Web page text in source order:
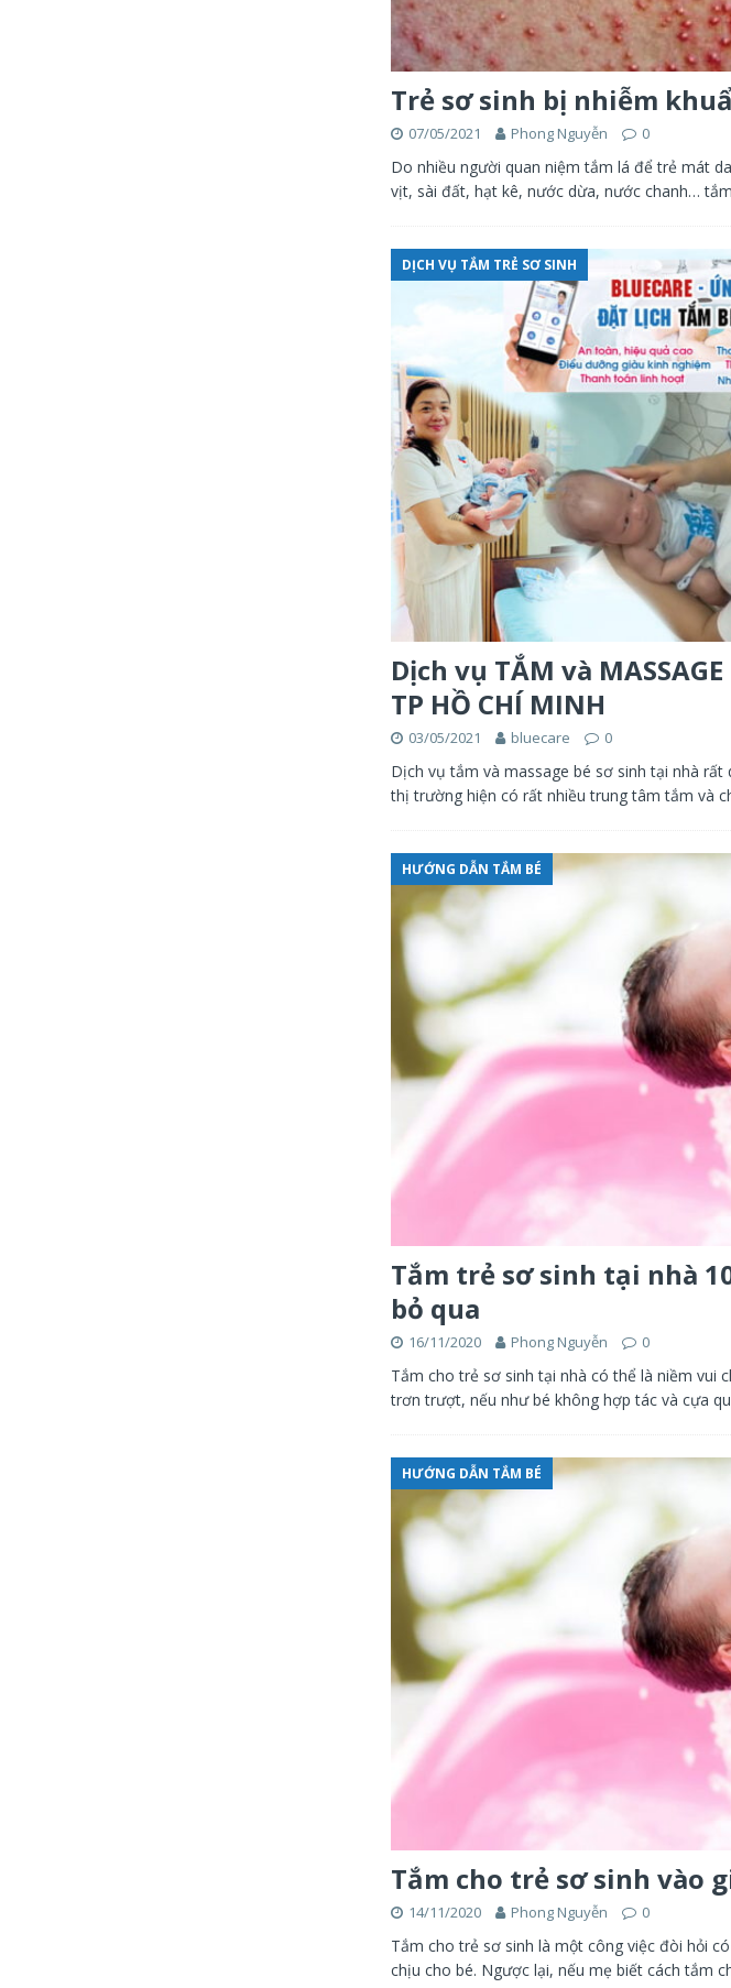
Trẻ sơ sinh bị nhiễm
07/05/2021 Phong Nguyễn 0
Do nhiều người quan niệm tắm lá để trẻ mát
vịt, sài đất, hạt kê, nước dừa, nước chanh…
DỊCH VỤ TẮM TRẺ SƠ SINH
Dịch vụ TẮM và
TP HỒ CHÍ MINH
03/05/2021 bluecare 0
Dịch vụ tắm và massage bé sơ sinh tại nhà
thị trường hiện có rất nhiều trung tâm tắm và
HƯỚNG DẪN TẮM BÉ
Tắm trẻ sơ sinh tại nhà
bỏ qua
16/11/2020 Phong Nguyễn 0
Tắm cho trẻ sơ sinh tại nhà có thể là niềm vui
trơn trượt, nếu như bé không hợp tác và cựa
HƯỚNG DẪN TẮM BÉ
Tắm cho trẻ sơ sinh vào
14/11/2020 Phong Nguyễn 0
Tắm cho trẻ sơ sinh là một công việc đòi hỏi
chịu cho bé. Ngược lại, nếu mẹ biết cách tắm